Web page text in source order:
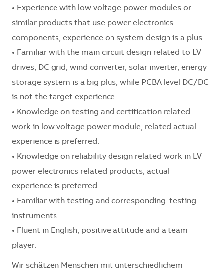
• Experience with low voltage power modules or
similar products that use power electronics
components, experience on system design is a plus.
• Familiar with the main circuit design related to LV
drives, DC grid, wind converter, solar inverter, energy
storage system is a big plus, while PCBA level DC/DC
is not the target experience.
• Knowledge on testing and certification related
work in low voltage power module, related actual
experience is preferred.
• Knowledge on reliability design related work in LV
power electronics related products, actual
experience is preferred.
• Familiar with testing and corresponding testing
instruments.
• Fluent in English, positive attitude and a team
player.
Wir schätzen Menschen mit unterschiedlichem